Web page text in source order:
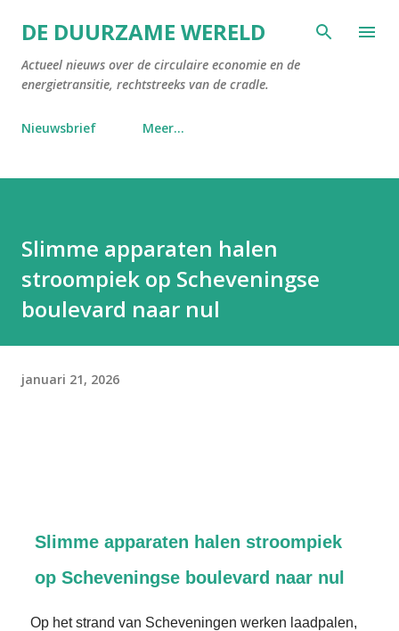
Doorgaan naar hoofdcontent
DE DUURZAME WERELD
Actueel nieuws over de circulaire economie en de
energietransitie, rechtstreeks van de cradle.
Nieuwsbrief Meer…
Slimme apparaten halen
stroompiek op Scheveningse
boulevard naar nul
januari 21, 2026
Slimme apparaten halen stroompiek
op Scheveningse boulevard naar nul
Op het strand van Scheveningen werken laadpalen,